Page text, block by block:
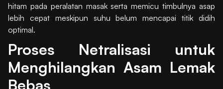
hitam pada peralatan masak serta memicu timbulnya asap
lebih cepat meskipun suhu belum mencapai titik didih
optimal.
Proses Netralisasi untuk
Menghilangkan Asam Lemak
Bebas